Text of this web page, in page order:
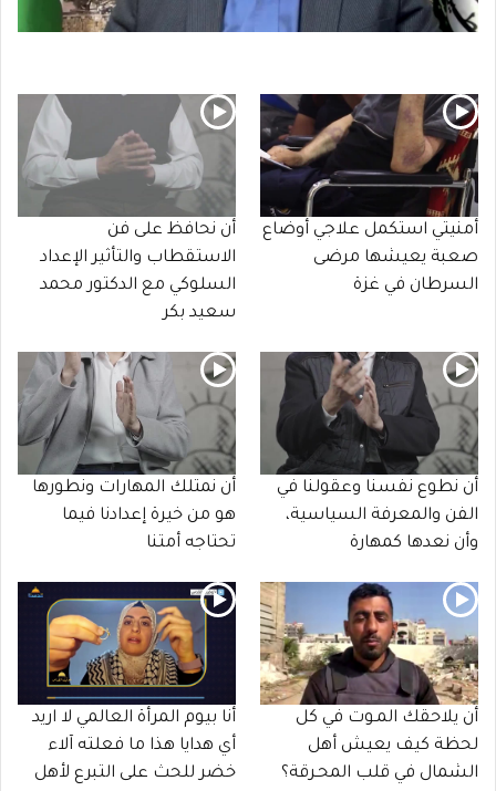
أمنيتي استكمل علاجي أوضاع
صعبة يعيشها مرضى
السرطان في غزة
أن نحافظ على فن
الاستقطاب والتأثير الإعداد
السلوكي مع الدكتور محمد
سعيد بكر
أن نطوع نفسنا وعقولنا في
الفن والمعرفة السياسية،
وأن نعدها كمهارة
أن نمتلك المهارات ونطورها
هو من خيرة إعدادنا فيما
تحتاجه أمتنا
أن يلاحقك المـوت في كل
لحظة كيف يعيش أهل
الشمال في قلب المحـرقة؟
أنا بيوم المرأة العالمي لا اريد
أي هدايا هذا ما فعلته آلاء
خضر للحث على التبرع لأهل